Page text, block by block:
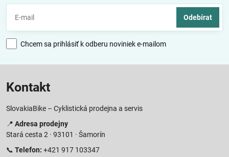
Odebírat
Chcem sa prihlásiť k odberu noviniek e-mailom
Kontakt
SlovakiaBike – Cyklistická prodejna a servis
📍 Adresa prodejny
Stará cesta 2 · 93101 · Šamorín
📞 Telefon: +421 917 103347